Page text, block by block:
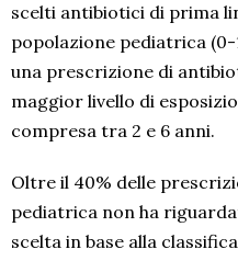
scelti antibiotici di prima
popolazione pediatrica
una prescrizione di
maggior livello di
compresa tra 2 e 6 anni.
Oltre il 40% delle
pediatrica non ha
scelta in base alla